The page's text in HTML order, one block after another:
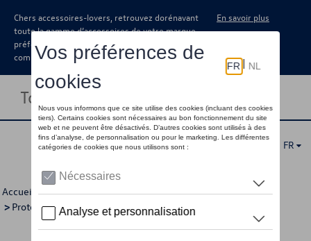
Chers accessoires-lovers, retrouvez dorénavant
toute la gamme d’accessoires de votre marque
préférée sous forme de catalogue à
commander auprès de votre concessionaire.
En savoir plus
Toggle navigation
FR
Accueil >Catalogue Volkswagen >Confort et protection
> Protection >Protection pare-chocs > Détail